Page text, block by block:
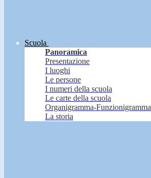
Scuola
Panoramica
Presentazione
I luoghi
Le persone
I numeri della scuola
Le carte della scuola
Organigramma-Funzionigramma
La storia